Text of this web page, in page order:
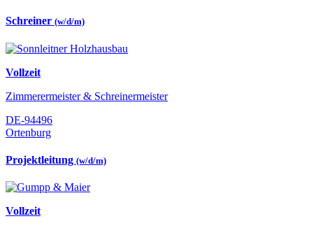
Schreiner (w/d/m)
Vollzeit
Zimmerermeister & Schreinermeister
DE-94496
Ortenburg
Projektleitung (w/d/m)
Vollzeit